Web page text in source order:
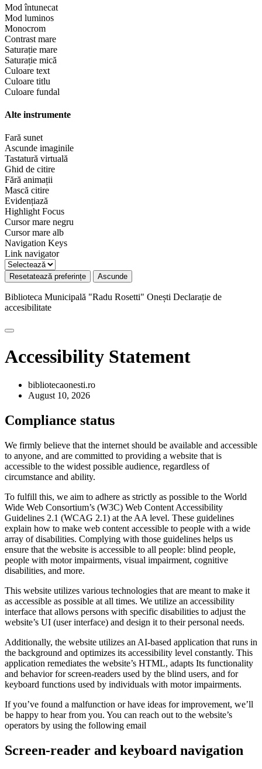
Mod întunecat
Mod luminos
Monocrom
Contrast mare
Saturație mare
Saturație mică
Culoare text
Culoare titlu
Culoare fundal
Alte instrumente
Fară sunet
Ascunde imaginile
Tastatură virtuală
Ghid de citire
Fără animații
Mască citire
Evidențiază
Highlight Focus
Cursor mare negru
Cursor mare alb
Navigation Keys
Link navigator
Resetatează preferințe Ascunde
Biblioteca Municipală "Radu Rosetti" Onești Declarație de
accesibilitate
Accessibility Statement
bibliotecaonesti.ro
August 10, 2026
Compliance status
We firmly believe that the internet should be available and accessible
to anyone, and are committed to providing a website that is
accessible to the widest possible audience, regardless of
circumstance and ability.
To fulfill this, we aim to adhere as strictly as possible to the World
Wide Web Consortium’s (W3C) Web Content Accessibility
Guidelines 2.1 (WCAG 2.1) at the AA level. These guidelines
explain how to make web content accessible to people with a wide
array of disabilities. Complying with those guidelines helps us
ensure that the website is accessible to all people: blind people,
people with motor impairments, visual impairment, cognitive
disabilities, and more.
This website utilizes various technologies that are meant to make it
as accessible as possible at all times. We utilize an accessibility
interface that allows persons with specific disabilities to adjust the
website’s UI (user interface) and design it to their personal needs.
Additionally, the website utilizes an AI-based application that runs in
the background and optimizes its accessibility level constantly. This
application remediates the website’s HTML, adapts Its functionality
and behavior for screen-readers used by the blind users, and for
keyboard functions used by individuals with motor impairments.
If you’ve found a malfunction or have ideas for improvement, we’ll
be happy to hear from you. You can reach out to the website’s
operators by using the following email
Screen-reader and keyboard navigation